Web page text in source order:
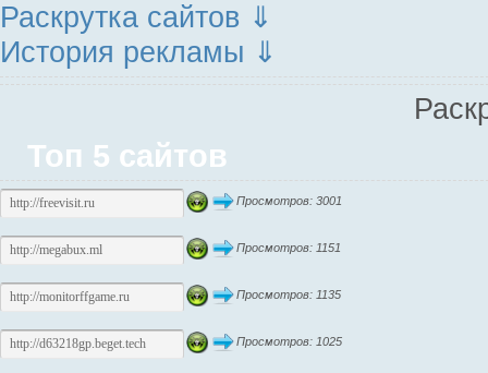
Раскрутка сайтов ⇓
История рекламы ⇓
Топ 5 сайтов
Просмотров: 3001
Просмотров: 1151
Просмотров: 1135
Просмотров: 1025